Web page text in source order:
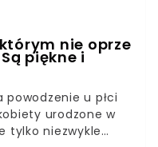
nie oprze
piękne i
powodzenie u płci
urodzone w
tylko niezwykle